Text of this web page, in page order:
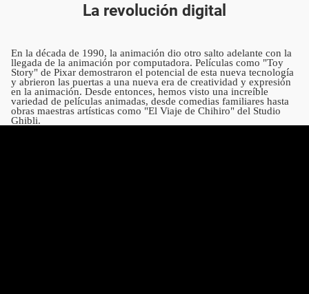
La revolución digital
En la década de 1990, la animación dio otro salto adelante con la
llegada de la animación por computadora. Películas como "Toy
Story" de Pixar demostraron el potencial de esta nueva tecnología
y abrieron las puertas a una nueva era de creatividad y expresión
en la animación. Desde entonces, hemos visto una increíble
variedad de películas animadas, desde comedias familiares hasta
obras maestras artísticas como "El Viaje de Chihiro" del Studio
Ghibli.